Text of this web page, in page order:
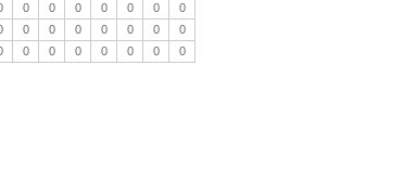
0 0 0 0 0 0
0
0 0 0 0 0 0
0
0 0 0 0 0 0 0